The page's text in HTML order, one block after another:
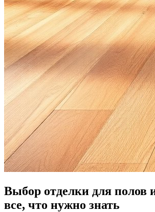
Выбор отделки для полов
все, что нужно знать